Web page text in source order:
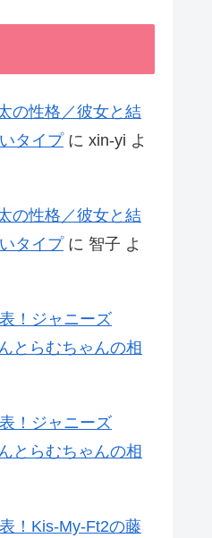
の性格／彼女と結
タイプに xin-yi よ
の性格／彼女と結
タイプに 智子 よ
！ジャニーズ
とらむちゃんの相
！ジャニーズ
とらむちゃんの相
！Kis-My-Ft2の藤